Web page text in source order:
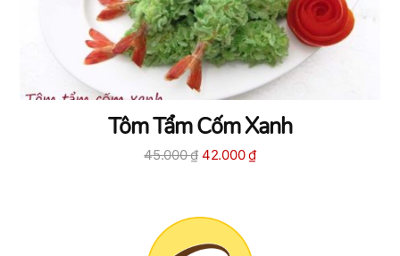
Tôm Tẩm Cốm Xanh
45.000₫ Giá
45.000 ₫.
42.000₫Giá